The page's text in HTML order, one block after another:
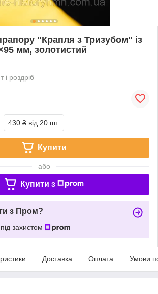
"Крапля з Тризубом" із
мм, золотистий
і роздріб
430 ₴ від 20 шт.
Купити
або
Купити з
з Пром?
захистом
Доставка Оплата Умови